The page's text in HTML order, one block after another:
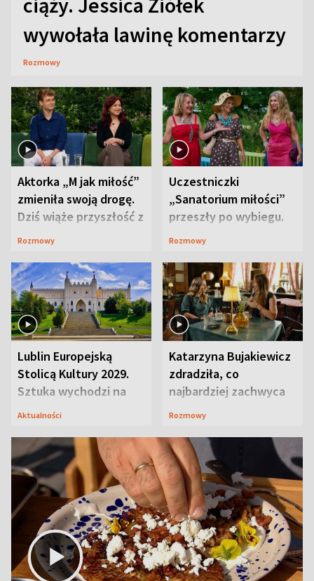
wywołała lawinę komentarzy
Rozmowy
Aktorka „M jak miłość”
zmieniła swoją drogę.
Dziś wiąże przyszłość z
neurobiologią
Rozmowy
Uczestniczki
„Sanatorium miłości”
przeszły po wybiegu.
Te stylizacje
Rozmowy
Lublin Europejską
Stolicą Kultury 2029.
Sztuka wychodzi na
ulice
Aktualności
Katarzyna Bujakiewicz
zdradziła, co
najbardziej zachwyca
ją w Lublinie
Rozmowy